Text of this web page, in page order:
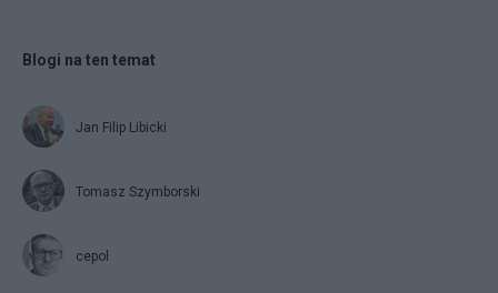
Blogi na ten temat
Jan Filip Libicki
Tomasz Szymborski
cepol